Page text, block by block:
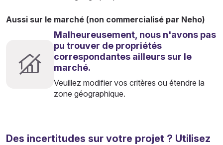
Aussi sur le marché (non commercialisé par Neho)
Malheureusement, nous n'avons pas
pu trouver de propriétés
correspondantes ailleurs sur le
marché.
Veuillez modifier vos critères ou étendre la
zone géographique.
Des incertitudes sur votre projet ? Utilisez